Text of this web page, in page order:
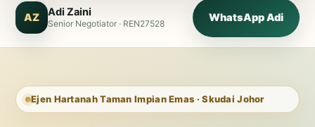
AZ Adi Zaini
Senior Negotiator · REN27528 WhatsApp Adi
Ejen Hartanah Taman Impian Emas · Skudai Johor